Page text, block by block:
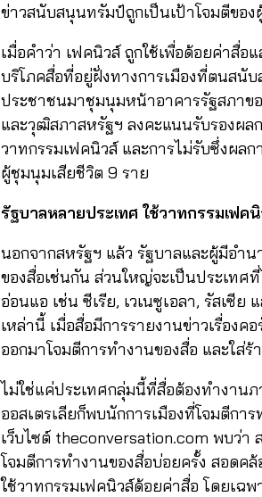
ข่าวสนับสนุนทรัมป์ถูกเป็นเป้าโจมตีข
เมื่อคำว่า เฟคนิวส์ ถูกใช้เพื่อด้อยค่าสื่
บริโภคสื่อที่อยู่ฝั่งทางการเมืองที่ตนสนั
ประชาชนมาชุมนุมหน้าอาคารรัฐสภาข
และวุฒิสภาสหรัฐฯ ลงคะแนนรับรองผล
วาทกรรมเฟคนิวส์ และการไม่รับซึ่งผลก
ผู้ชุมนุมเสียชีวิต 9 ราย
รัฐบาลหลายประเทศ ใช้วาทกรรมเฟค
นอกจากสหรัฐฯ แล้ว รัฐบาลและผู้มีอำน
ของสื่อเช่นกัน ส่วนใหญ่จะเป็นประเทศ
อ่อนแอ เช่น ซีเรีย, เวเนซูเอลา, รัสเซีย
เหล่านี้ เมื่อสื่อมีการรายงานข่าวเรื่อง
ออกมาโจมตีการทำงานของสื่อ และใส่ร้
ไม่ใช่แค่ประเทศกลุ่มนี้ที่สื่อต้องทำงาน
ออสเตรเลียก็พบนักการเมืองที่โจมตีกา
เว็บไซต์ theconversation.com พบว่
โจมตีการทำงานของสื่อบ่อยครั้ง สอดค
ใช้วาทกรรมเฟคนิวส์ด้อยค่าสื่อ โดยเฉ